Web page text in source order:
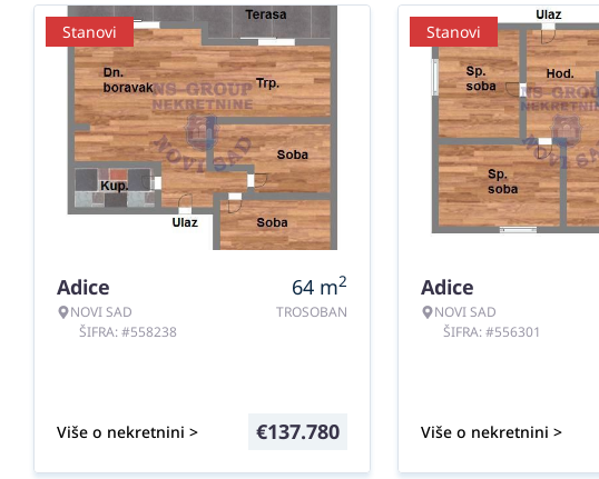
Stanovi
Adice
NOVI SAD
ŠIFRA: #558238
64 m2
TROSOBAN
Više o nekretnini > €137.780
Stanovi
Adice
NOVI SAD
ŠIFRA: #556301
Više o nekretnini >